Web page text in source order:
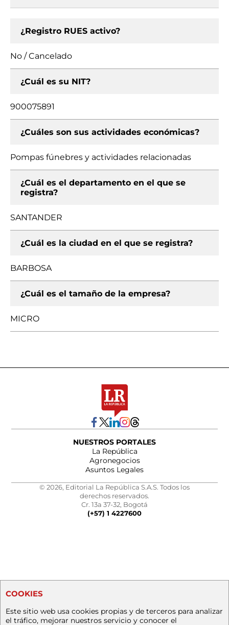
¿Registro RUES activo?
No / Cancelado
¿Cuál es su NIT?
900075891
¿Cuáles son sus actividades económicas?
Pompas fúnebres y actividades relacionadas
¿Cuál es el departamento en el que se
registra?
SANTANDER
¿Cuál es la ciudad en el que se registra?
BARBOSA
¿Cuál es el tamaño de la empresa?
MICRO
NUESTROS PORTALES
La República
Agronegocios
Asuntos Legales
© 2026, Editorial La República S.A.S. Todos los
derechos reservados.
Cr. 13a 37-32, Bogotá
(+57) 1 4227600
COOKIES
Este sitio web usa cookies propias y de terceros para analizar
el tráfico, mejorar nuestros servicio y conocer el